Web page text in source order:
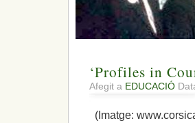
‘Profiles in
Afegit a EDUCACIÓ
(Imatge: